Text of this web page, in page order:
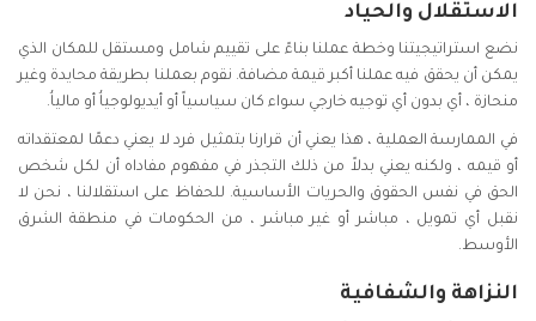
الاستقلال والحياد
نضع استراتيجيتنا وخطة عملنا بناءً على تقييم شامل ومستقل للمكان الذي
يمكن أن يحقق فيه عملنا أكبر قيمة مضافة. نقوم بعملنا بطريقة محايدة وغير
منحازة ، أي بدون أي توجيه خارجي سواء كان سياسياً أو أيديولوجياُ أو مالياُ.
في الممارسة العملية ، هذا يعني أن قرارنا بتمثيل فرد لا يعني دعمًا لمعتقداته
أو قيمه ، ولكنه يعني بدلاً من ذلك التجذر في مفهوم مفاداه أن لكل شخص
الحق في نفس الحقوق والحريات الأساسية. للحفاظ على استقلالنا ، نحن لا
نقبل أي تمويل ، مباشر أو غير مباشر ، من الحكومات في منطقة الشرق
الأوسط.
النزاهة والشفافية